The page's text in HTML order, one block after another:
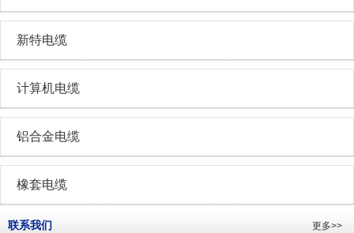
新特电缆
计算机电缆
铝合金电缆
橡套电缆
联系我们 更多>>